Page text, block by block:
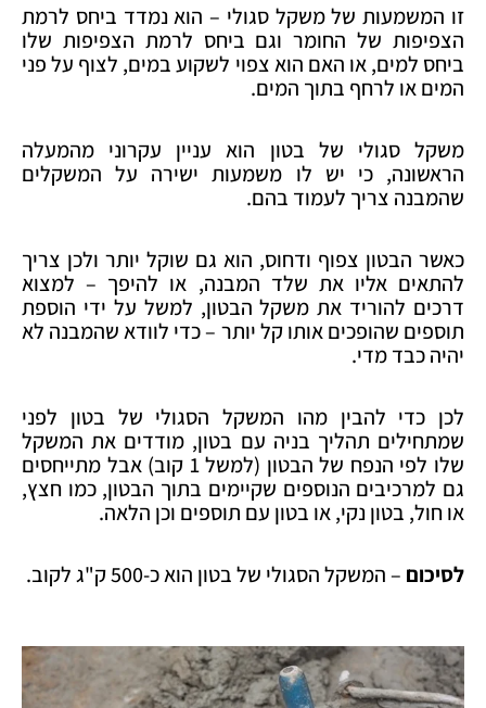
זו המשמעות של משקל סגולי – הוא נמדד ביחס לרמת
הצפיפות של החומר וגם ביחס לרמת הצפיפות שלו
ביחס למים, או האם הוא צפוי לשקוע במים, לצוף על פני
המים או לרחף בתוך המים.
משקל סגולי של בטון הוא עניין עקרוני מהמעלה
הראשונה, כי יש לו משמעות ישירה על המשקלים
שהמבנה צריך לעמוד בהם.
כאשר הבטון צפוף ודחוס, הוא גם שוקל יותר ולכן צריך
להתאים אליו את שלד המבנה, או להיפך – למצוא
דרכים להוריד את משקל הבטון, למשל על ידי הוספת
תוספים שהופכים אותו קל יותר – כדי לוודא שהמבנה לא
יהיה כבד מדי.
לכן כדי להבין מהו המשקל הסגולי של בטון לפני
שמתחילים תהליך בניה עם בטון, מודדים את המשקל
שלו לפי הנפח של הבטון (למשל 1 קוב) אבל מתייחסים
גם למרכיבים הנוספים שקיימים בתוך הבטון, כמו חצץ,
או חול, בטון נקי, או בטון עם תוספים וכן הלאה.
לסיכום – המשקל הסגולי של בטון הוא כ-500 ק"ג לקוב.